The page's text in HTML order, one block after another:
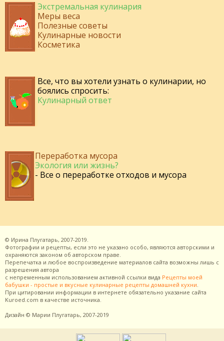
Экстремальная кулинария
Меры веса
Полезные советы
Кулинарные новости
Косметика
Все, что вы хотели узнать о кулинарии, но
боялись спросить:
Кулинарный ответ
Переработка мусора
Экология или жизнь?
- Все о переработке отходов и мусора
© Ирина Плугатарь, 2007-2019.
Фотографии и рецепты, если это не указано особо, являются авторскими и
охраняются законом об авторском праве.
Перепечатка и любое воспроизведение материалов сайта возможны лишь с
разрешения автора
с непременным использованием активной ссылки вида Рецепты моей
бабушки - простые и вкусные кулинарные рецепты домашней кухни
При цитировании информации в интернете обязательно указание сайта
Kuroed.com в качестве источника.
Дизайн © Марии Плугатарь, 2007-2019